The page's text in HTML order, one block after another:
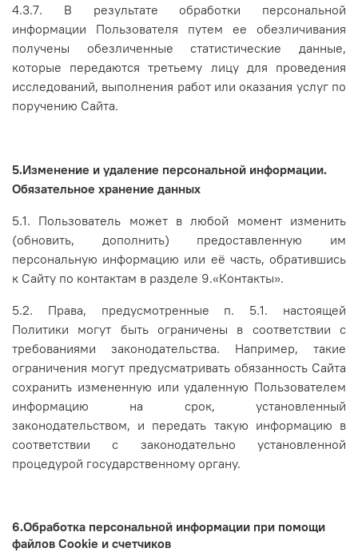
4.3.7. В результате обработки персональной
информации Пользователя путем ее обезличивания
получены обезличенные статистические данные,
которые передаются третьему лицу для проведения
исследований, выполнения работ или оказания услуг по
поручению Сайта.
5.Изменение и удаление персональной информации.
Обязательное хранение данных
5.1. Пользователь может в любой момент изменить
(обновить, дополнить) предоставленную им
персональную информацию или её часть, обратившись
к Сайту по контактам в разделе 9.«Контакты».
5.2. Права, предусмотренные п. 5.1. настоящей
Политики могут быть ограничены в соответствии с
требованиями законодательства. Например, такие
ограничения могут предусматривать обязанность Сайта
сохранить измененную или удаленную Пользователем
информацию на срок, установленный
законодательством, и передать такую информацию в
соответствии с законодательно установленной
процедурой государственному органу.
6.Обработка персональной информации при помощи
файлов Cookie и счетчиков